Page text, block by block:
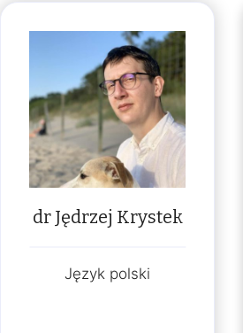
dr Jędrzej Krystek
Język polski